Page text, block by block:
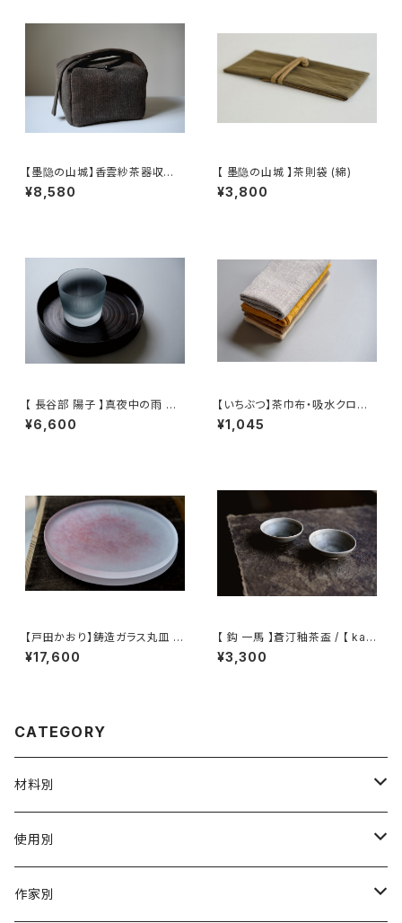
【墨隐の山城】香雲紗茶器収納
バッグ 「内袋分離式のアウトドア
ティーバッグ」
¥8,580
【 墨隐の山城 】茶則袋 (綿)
¥3,800
【 長谷部 陽子 】真夜中の雨 ロ
ックグラス / 【 Yoko Hasebe
】Whisky Tumbler
¥6,600
【いちぶつ】茶巾布・吸水クロス
｜速乾・カビが生えにくい
¥1,045
【戸田かおり】鋳造ガラス丸皿 /
【kaoritoda】Cast Glass Rou
nd Plate
¥17,600
【 鈎 一馬 】蒼汀釉茶盃 / 【 kaz
uma magari 】Teacup
¥3,300
CATEGORY
材料別
陶磁器
ガラス
使用別
茶壺 急须 土瓶
作家別